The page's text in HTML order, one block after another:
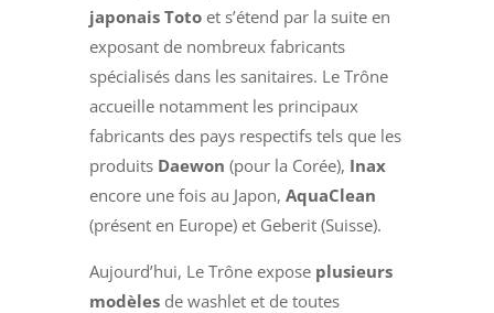
japonais Totoet s’étend par la suite en
exposant de nombreux fabricants
spécialisés dans les sanitaires. Le Trône
accueille notamment les principaux
fabricants des pays respectifs tels que les
produits Daewon (pour la Corée), Inax
encore une fois au Japon, AquaClean
(présent en Europe) et Geberit (Suisse).
Aujourd’hui, Le Trône expose plusieurs
modèlesde washlet et de toutes